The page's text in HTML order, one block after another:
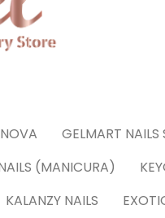
Stickers & Tattoos
uñas
GELMART NAILS
(MANICURA)
KALANZY NAILS